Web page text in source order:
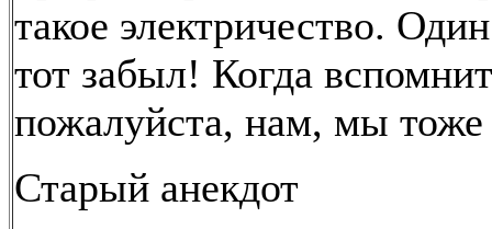
такое электричество.
тот забыл! Когда
пожалуйста, нам, мы тоже
Старый анекдот